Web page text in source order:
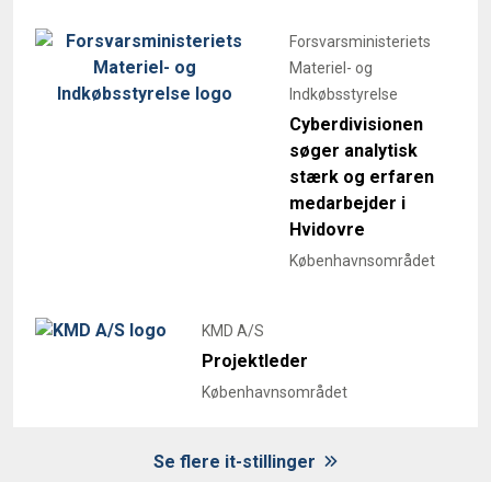
Forsvarsministeriets
Materiel- og
Indkøbsstyrelse
Cyberdivisionen
søger analytisk
stærk og erfaren
medarbejder i
Hvidovre
Københavnsområdet
KMD A/S
Projektleder
Københavnsområdet
Se flere it-stillinger